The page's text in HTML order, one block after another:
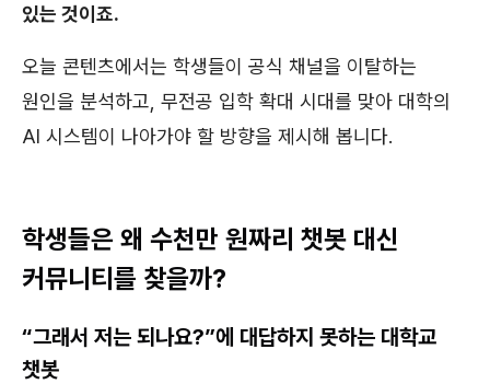
있는 것이죠.
오늘 콘텐츠에서는 학생들이 공식 채널을 이탈하는
원인을 분석하고, 무전공 입학 확대 시대를 맞아 대학의
AI 시스템이 나아가야 할 방향을 제시해 봅니다.
학생들은 왜 수천만 원짜리 챗봇 대신
커뮤니티를 찾을까?
“그래서 저는 되나요?”에 대답하지 못하는 대학교
챗봇